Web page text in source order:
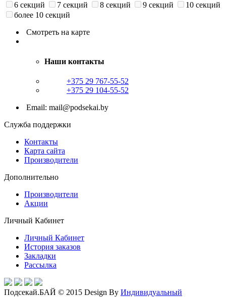
6 секций
7 секций 8 секций 9 секций
10 секций
более 10 секций
Смотреть на карте
Наши контакты
+375 29 767-55-52
+375 29 104-55-52
Email: mail@podsekai.by
Служба поддержки
Контакты
Карта сайта
Производители
Дополнительно
Производители
Акции
Личный Кабинет
Личный Кабинет
История заказов
Закладки
Рассылка
Подсекай.БАЙ © 2015 Design By Индивидуальный